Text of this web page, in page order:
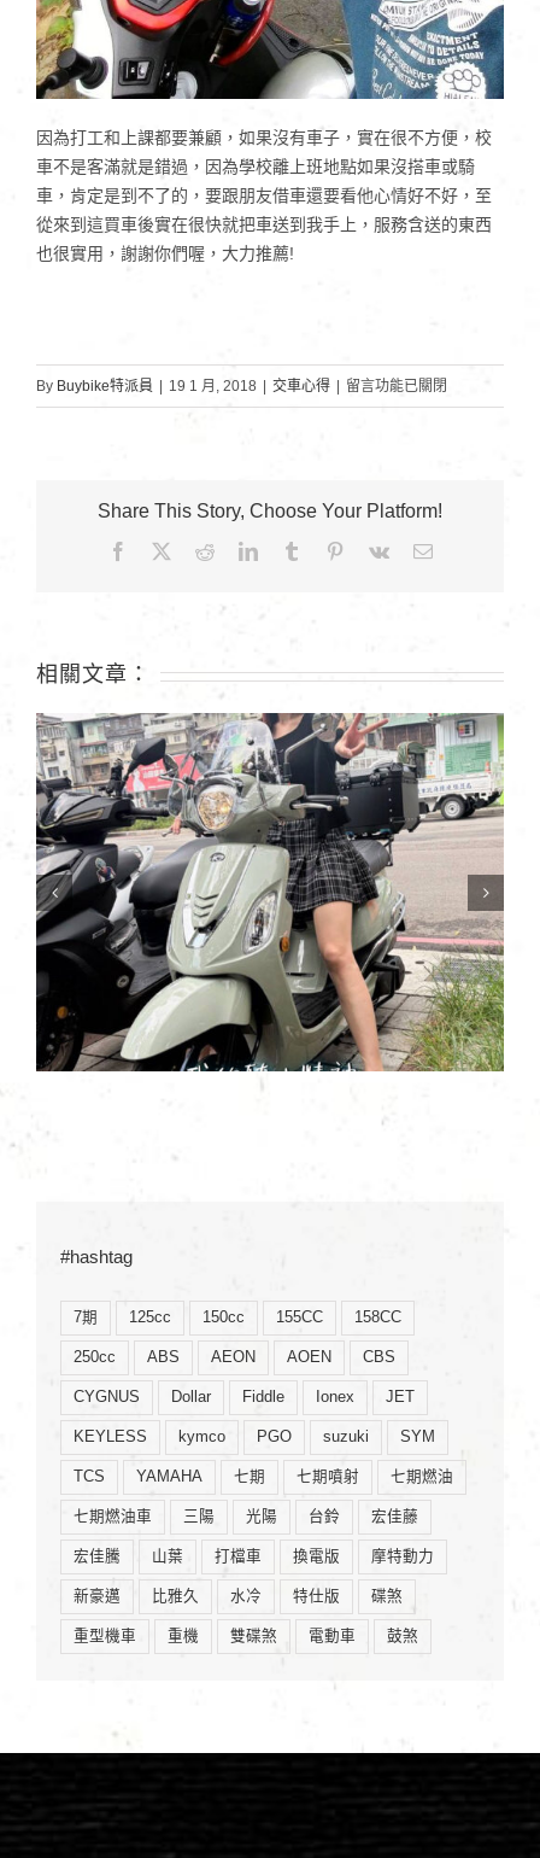
因為打工和上課都要兼顧，如果沒有車子，實在很不方便，校
車不是客滿就是錯過，因為學校離上班地點如果沒搭車或騎
車，肯定是到不了的，要跟朋友借車還要看他心情好不好，至
從來到這買車後實在很快就把車送到我手上，服務含送的東西
也很實用，謝謝你們喔，大力推薦!
By Buybike特派員 19 1 月, 2018 交車心得
在
留言功能已關閉
Share This Story, Choose Your Platform!
Facebook RedditLinkedInTumblr Pinterest
Vk Email:
相關文章：
新北 葉車主 | LIKE EURO
#hashtag
7期 125cc 150cc 155CC 158CC
250cc ABS AEON AOEN CBS
CYGNUS Dollar Fiddle Ionex JET
KEYLESS kymco PGO suzuki SYM
TCS YAMAHA 七期 七期噴射 七期燃油
七期燃油車 三陽 光陽 台鈴 宏佳藤
宏佳騰 山葉 打檔車 換電版 摩特動力
新豪邁 比雅久 水冷 特仕版 碟煞
重型機車 重機 雙碟煞 電動車 鼓煞